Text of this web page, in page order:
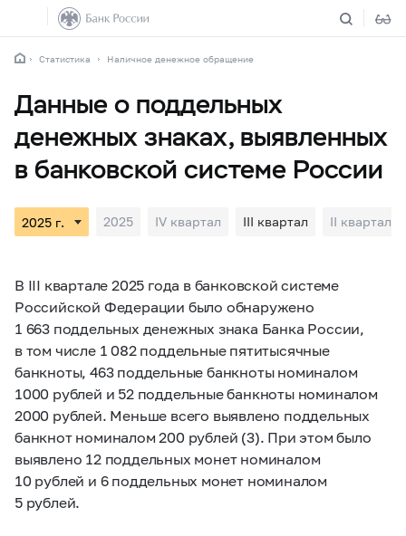
Статистика Наличное денежное обращение
Данные о поддельных
денежных знаках, выявленных
в банковской системе России
2025 IV квартал III квартал II квартал
В III квартале 2025 года в банковской системе
Российской Федерации было обнаружено
1 663 поддельных денежных знака Банка России,
в том числе 1 082 поддельные пятитысячные
банкноты, 463 поддельные банкноты номиналом
1000 рублей и 52 поддельные банкноты номиналом
2000 рублей. Меньше всего выявлено поддельных
банкнот номиналом 200 рублей (3). При этом было
выявлено 12 поддельных монет номиналом
10 рублей и 6 поддельных монет номиналом
5 рублей.